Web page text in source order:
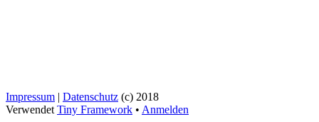
Impressum | Datenschutz (c) 2018
Verwendet Tiny Framework • Anmelden